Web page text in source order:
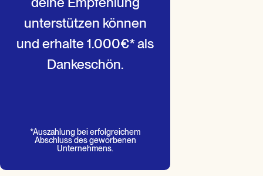
unterstützen können
und erhalte 1.000€* als
Dankeschön.
*Auszahlung bei erfolgreichem
Abschluss des geworbenen
Unternehmens.